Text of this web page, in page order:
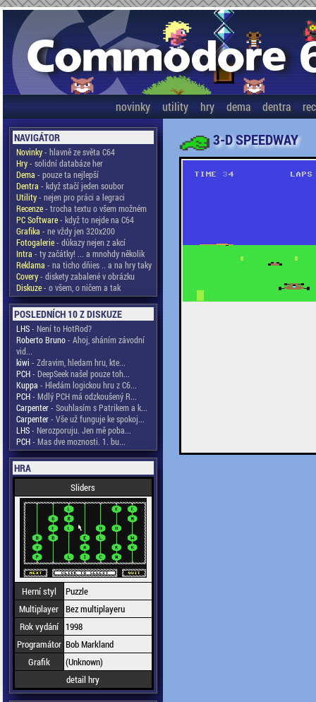
novinky utility hry dema dentra
NAVIGÁTOR
Novinky- hlavně ze světa C64
Hry- solidní databáze her
Dema - pouze ta nejlepší
Dentra - když stačí jeden soubor
Utility- nejen pro práci a legraci
Recenze- trocha textu o všem možném
PC Software- když to nejde na C64
Grafika - ne vždy jen 320x200
Fotogalerie- důkazy nejen z akcí
Intra - ty začátky! ... a mnohdy několik
Reklama - na ticho dňies .. a na hry taky
Covery- diskety zabalené v obrázku
Diskuze- o všem, o ničem a tak
POSLEDNÍCH 10 Z DISKUZE
LHS- Není to HotRod?
Roberto Bruno- Ahoj, sháním závodní
vid...
kiwi - Zdravim, hledam hru, kte...
PCH- DeepSeek našel pouze toh...
Kuppa - Hledám logickou hru z C6...
PCH- Mdlý PCH má odzkoušený R...
Carpenter- Souhlasím s Patrikem a k...
Carpenter- Vše už funguje ke spokoj...
LHS- Nerozporuju. Jen mě poba...
PCH- Mas dve moznosti. 1. bu...
HRA
Sliders
Herní styl
Puzzle
Multiplayer Bez multiplayeru
Rok vydání
1998
Programátor Bob Markland
Grafik
(Unknown)
detail hry
3-D SPEEDWAY